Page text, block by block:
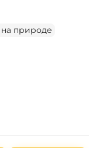
природе